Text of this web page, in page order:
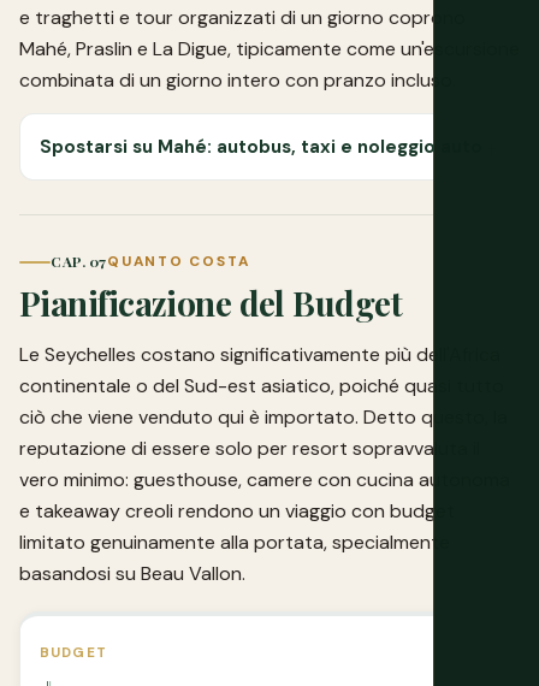
e traghetti e tour organizzati di un giorno coprono
Mahé, Praslin e La Digue, tipicamente come un'escursione
combinata di un giorno intero con pranzo incluso.
Spostarsi su Mahé: autobus, taxi e noleggio auto
CAP. 07QUANTO COSTA
Pianificazione del Budget
Le Seychelles costano significativamente più dell'Africa
continentale o del Sud-est asiatico, poiché quasi tutto
ciò che viene venduto qui è importato. Detto questo, la
reputazione di essere solo per resort sopravvaluta il
vero minimo: guesthouse, camere con cucina autonoma
e takeaway creoli rendono un viaggio con budget
limitato genuinamente alla portata, specialmente
basandosi su Beau Vallon.
BUDGET